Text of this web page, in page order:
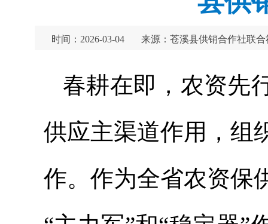
时间：2026-03-04 来源：苍溪县供销合作社联合
春耕在即，农资先
供应主渠道作用，组
作。作为全省农资保